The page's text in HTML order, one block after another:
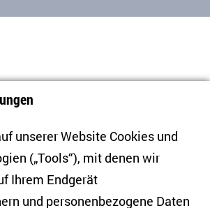
Facebook
unserer Website Cookies und
(„Tools“), mit denen wir
Ihrem Endgerät
und personenbezogene Daten